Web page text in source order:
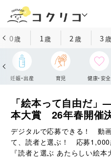
0歳 1歳 2 歳 3歳
妊娠・出産 育児 健康・安全
「絵本って自由だ
本大賞 26年春開催
デジタルで応募できる！ 動
て、読者と選ぶ！ 応募1,000
『読者と選ぶ あたらしい絵